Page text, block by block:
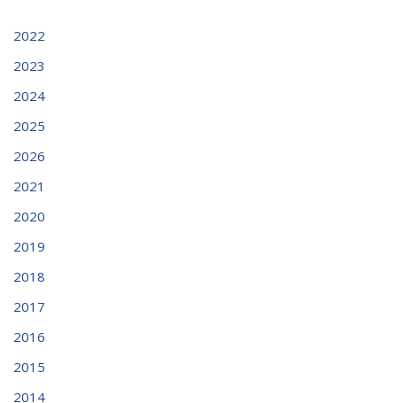
2022
2023
2024
2025
2026
2021
2020
2019
2018
2017
2016
2015
2014